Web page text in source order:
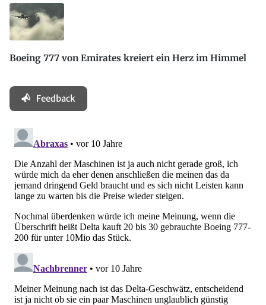
Boeing 777 von Emirates kreiert ein Herz im Himmel
Feedback